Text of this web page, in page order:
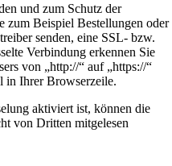
und zum Schutz der
zum Beispiel Bestellungen oder
senden, eine SSL- bzw.
Verbindung erkennen Sie
von „http://“ auf „https://“
in Ihrer Browserzeile.
aktiviert ist, können die
von Dritten mitgelesen